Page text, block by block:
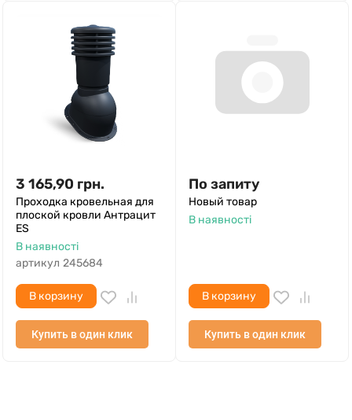
3 165,90 грн.
Проходка кровельная для
плоской кровли Антрацит
ES
В наявності
артикул 245684
В корзину
Купить в один клик
По запиту
Новый товар
В наявності
В корзину
Купить в один клик